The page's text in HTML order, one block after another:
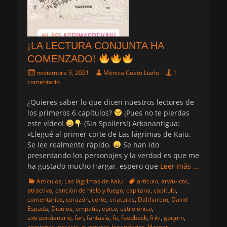
¡LA LECTURA CONJUNTA HA
COMENZADO!
Publicado
el
noviembre 3, 2021 AutorMónica Cueto Liaño
1
comentario
¿Quieres saber lo que dicen nuestros lectores de
los primeros 6 capítulos?
¡Pues no te pierdas
este vídeo!
(Sin Spoilers!) Arkanantigua:
«Llegué al primer corte de Las lágrimas de Kaiu.
Se lee realmente rápido.
Se han ido
presentando los personajes y la verdad es que me
ha gustado mucho Hargar, espero que Leer más …
Categorias
Artículos, Las lágrimas de Kaiu Etiquetas
artículo, arwu-icto,
atractiva, canción de hielo y fuego, capitana, capítulo,
comentarios, corazón, corte, criaturas, Daltharem, David
Espada, Dibujos, empatía, epico, estilo único,
extraordianario, fan, fantasía, fe, feedback, friki, gorgim,